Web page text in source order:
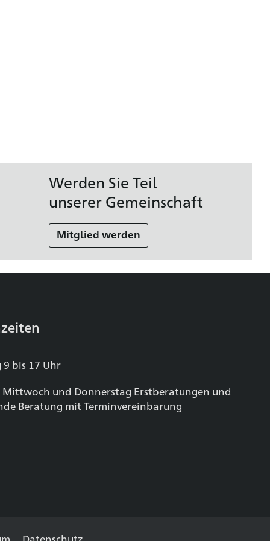
Werden Sie Teil
unserer Gemeinschaft
Mitglied werden
9 bis 17 Uhr
und Donnerstag Erstberatungen und
Beratung mit Terminvereinbarung
Datenschutz